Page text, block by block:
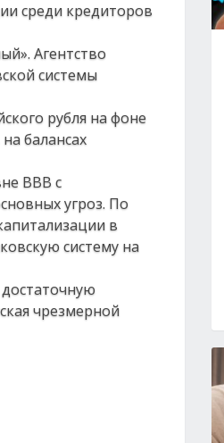
среди кредиторов
Агентство
системы
рубля на фоне
балансах
BBB с
угроз. По
в
систему на
чрезмерной